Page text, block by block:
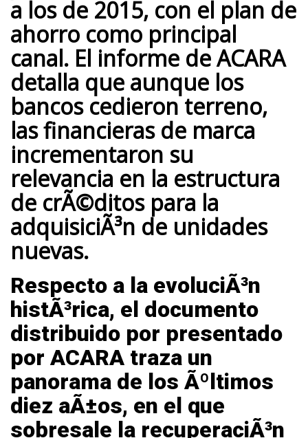
a los de 2015, con el plan de
ahorro como principal
canal. El informe deACARA
detalla que aunque los
bancos cedieron terreno,
las financieras de marca
incrementaron su
relevancia en la estructura
de crÃ©ditos para la
adquisiciÃ³n de unidades
nuevas.
Respecto a la evoluciÃ³n
histÃ³rica, el documento
distribuido por presentado
por ACARA traza un
panorama de los Ãºltimos
diez aÃ±os, en el que
sobresale la recuperaciÃ³n